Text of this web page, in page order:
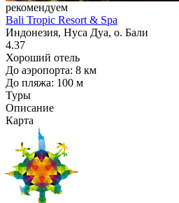
рекомендуем
Bali Tropic Resort & Spa
Индонезия, Нуса Дуа, о. Бали
4.37
Хороший отель
До аэропорта: 8 км
До пляжа: 100 м
Туры
Описание
Карта